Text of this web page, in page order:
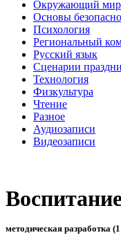
Окружающий мир
Основы
Психология
Региональный
Русский язык
Сценарии
Технология
Физкультура
Чтение
Разное
Аудиозаписи
Видеозаписи
методическая разработка